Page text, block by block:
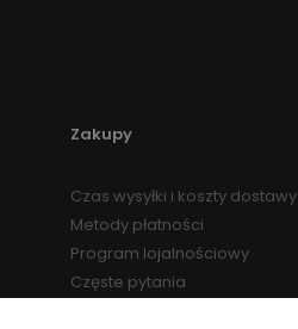
Zakupy
Czas wysyłki i koszty dostawy
Metody płatności
Program lojalnościowy
Częste pytania